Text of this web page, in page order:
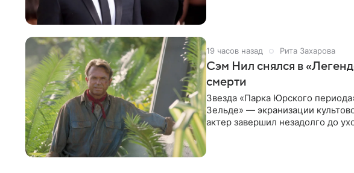
19 часов назад Рита Захарова
Сэм Нил снялся в
смерти
Звезда «Парка Юрского
Зельде» — экранизации
актер завершил незадолго до